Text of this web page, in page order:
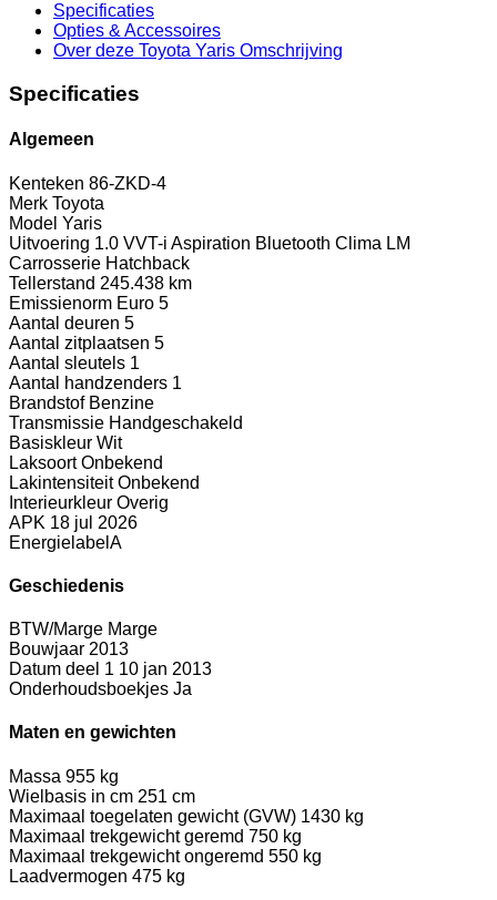
Specificaties
Opties & Accessoires
Over deze Toyota Yaris Omschrijving
Specificaties
Algemeen
Kenteken 86-ZKD-4
Merk Toyota
Model Yaris
Uitvoering 1.0 VVT-i Aspiration Bluetooth Clima LM
Carrosserie Hatchback
Tellerstand 245.438 km
Emissienorm Euro 5
Aantal deuren 5
Aantal zitplaatsen 5
Aantal sleutels 1
Aantal handzenders 1
Brandstof Benzine
Transmissie Handgeschakeld
Basiskleur Wit
Laksoort Onbekend
Lakintensiteit Onbekend
Interieurkleur Overig
APK 18 jul 2026
Energielabel A
Geschiedenis
BTW/Marge Marge
Bouwjaar 2013
Datum deel 1 10 jan 2013
Onderhoudsboekjes Ja
Maten en gewichten
Massa 955 kg
Wielbasis in cm 251 cm
Maximaal toegelaten gewicht (GVW) 1430 kg
Maximaal trekgewicht geremd 750 kg
Maximaal trekgewicht ongeremd 550 kg
Laadvermogen 475 kg